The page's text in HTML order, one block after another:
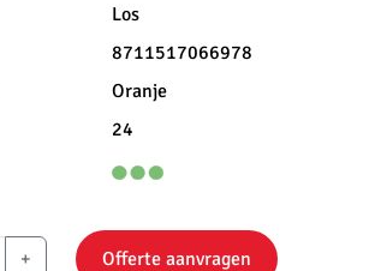
Los
8711517066978
Oranje
24
+ Offerte aanvragen